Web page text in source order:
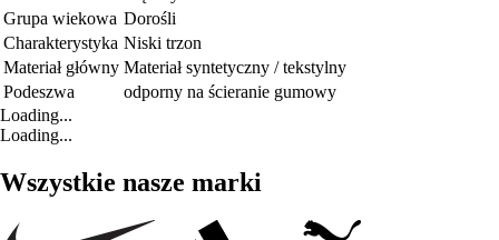
Grupa wiekowa Dorośli
Charakterystyka Niski trzon
Materiał główny Materiał syntetyczny / tekstylny
Podeszwa
odporny na ścieranie gumowy
Loading...
Loading...
Wszystkie nasze marki